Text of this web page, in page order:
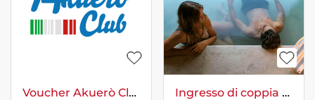
Voucher Akuerò Club – 1 Esperienza Sportiva Gratuita Ingresso di coppia giornaliero Terme di Saturnia